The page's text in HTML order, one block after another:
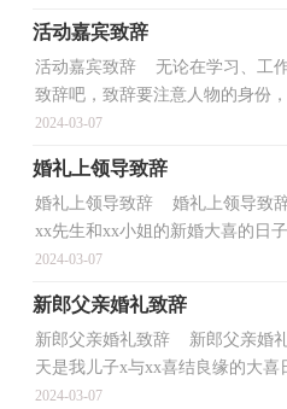
活动嘉宾致辞
活动嘉宾致辞 无论在学习、工
致辞吧，致辞要注意人物的身份
不到有文采的致辞？以下是小编
2024-03-07
婚礼上领导致辞
婚礼上领导致辞 婚礼上领导致
xx先生和xx小姐的新婚大喜的日
们表示最衷心的祝愿，祝他们新
2024-03-07
新郎父亲婚礼致辞
新郎父亲婚礼致辞 新郎父亲婚
天是我儿子x与xx喜结良缘的大
我儿子的婚礼，在此我代表我全
2024-03-07